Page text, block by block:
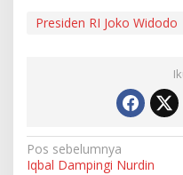
Presiden RI Joko Widodo
N
Pos sebelumnya
Iqbal Dampingi Nurdin